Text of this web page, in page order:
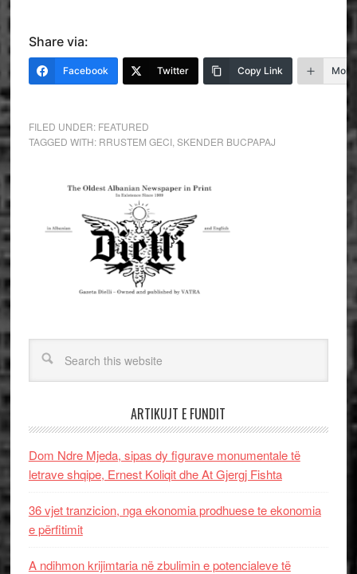
Share via:
Facebook Twitter Copy Link More
FILED UNDER: FEATURED
TAGGED WITH: RRUSTEM GECI, SKENDER BUCPAPAJ
ARTIKUJT E FUNDIT
Dom Ndre Mjeda, sipas dy figurave monumentale të
letrave shqipe, Ernest Koliqit dhe At Gjergj Fishta
36 vjet tranzicion, nga ekonomia prodhuese te ekonomia
e përfitimit
A ndihmon krijimtaria në zbulimin e potencialeve të